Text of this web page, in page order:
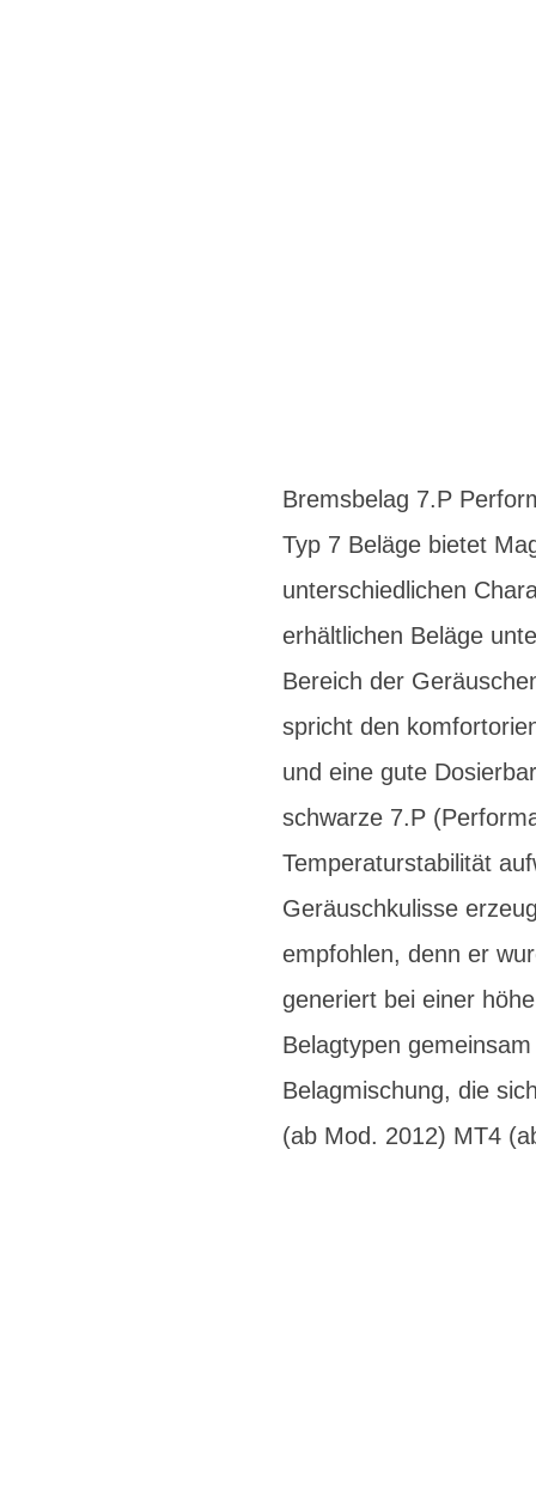
Bremsbelag 7.P
Typ 7 Beläge bietet
unterschiedlichen
erhältlichen Beläge
Bereich der
spricht den
und eine gute
schwarze 7.P
Temperaturstabilität
Geräuschkulisse
empfohlen, denn er
generiert bei einer
Belagtypen
Belagmischung, die
(ab Mod. 2012) MT4